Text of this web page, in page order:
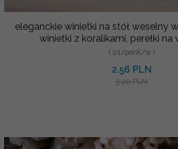
eleganckie winietki na stół weselny
winietki z koralikami, perełki na
( 01/perK/w )
2.56 PLN
3.20 PLN